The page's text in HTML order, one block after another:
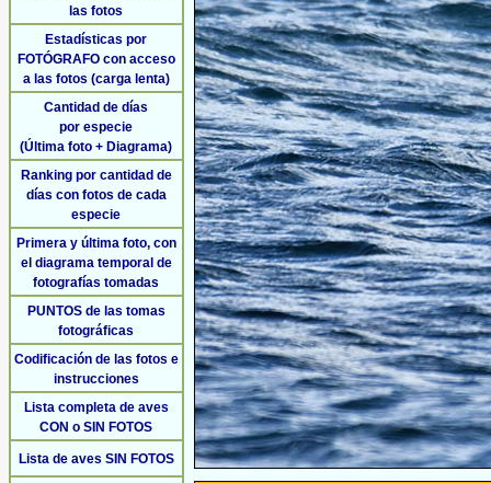
las fotos
Estadísticas por
FOTÓGRAFO con acceso
a las fotos (carga lenta)
Cantidad de días
por especie
(Última foto + Diagrama)
Ranking por cantidad de
días con fotos de cada
especie
Primera y última foto, con
el diagrama temporal de
fotografías tomadas
PUNTOS de las tomas
fotográficas
Codificación de las fotos e
instrucciones
Lista completa de aves
CON o SIN FOTOS
Lista de aves SIN FOTOS